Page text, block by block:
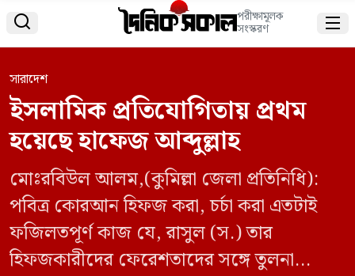
 পরীক্ষামূলক
সংস্করণ 
সারাদেশ
ইসলামিক প্রতিযোগিতায় প্রথম
হয়েছে হাফেজ আব্দুল্লাহ
মোঃরবিউল আলম,(কুমিল্লা জেলা প্রতিনিধি):
পবিত্র কোরআন হিফজ করা, চর্চা করা এতটাই
ফজিলতপূর্ণ কাজ যে, রাসুল (স.) তার
হিফজকারীদের ফেরেশতাদের সঙ্গে তুলনা